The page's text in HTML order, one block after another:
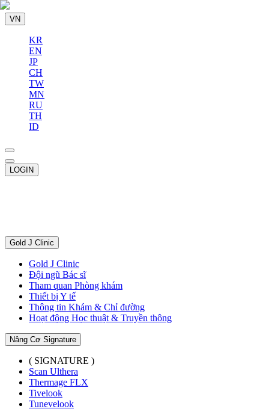
VN
KR
EN
JP
CH
TW
MN
RU
TH
ID
LOGIN
Gold J Clinic
Gold J Clinic
Đội ngũ Bác sĩ
Tham quan Phòng khám
Thiết bị Y tế
Thông tin Khám & Chỉ đường
Hoạt động Học thuật & Truyền thông
Nâng Cơ Signature
( SIGNATURE )
Scan Ulthera
Thermage FLX
Tivelook
Tunevelook